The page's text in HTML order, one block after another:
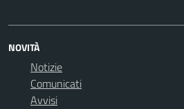
NOVITÀ
Notizie
Comunicati
Avvisi